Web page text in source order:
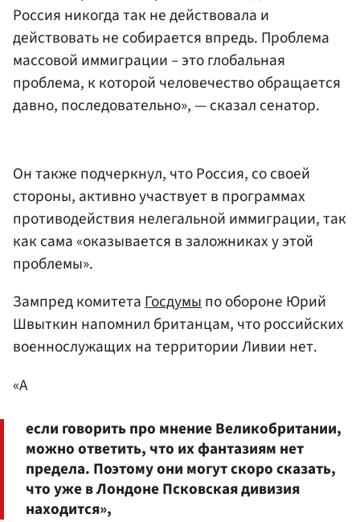
Россия никогда так не действовала и
действовать не собирается впредь. Проблема
массовой иммиграции – это глобальная
проблема, к которой человечество обращается
давно, последовательно», — сказал сенатор.
Он также подчеркнул, что Россия, со своей
стороны, активно участвует в программах
противодействия нелегальной иммиграции, так
как сама «оказывается в заложниках у этой
проблемы».
Зампред комитетаГосдумыпо обороне Юрий
Швыткин напомнил британцам, что российских
военнослужащих на территории Ливии нет.
«А
если говорить про мнение Великобритании,
можно ответить, что их фантазиям нет
предела. Поэтому они могут скоро сказать,
что уже в Лондоне Псковская дивизия
находится»,